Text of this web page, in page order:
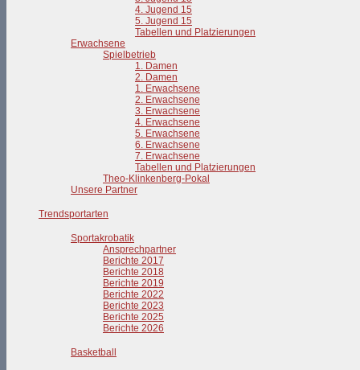
4. Jugend 15
5. Jugend 15
Tabellen und Platzierungen
Erwachsene
Spielbetrieb
1. Damen
2. Damen
1. Erwachsene
2. Erwachsene
3. Erwachsene
4. Erwachsene
5. Erwachsene
6. Erwachsene
7. Erwachsene
Tabellen und Platzierungen
Theo-Klinkenberg-Pokal
Unsere Partner
Trendsportarten
Sportakrobatik
Ansprechpartner
Berichte 2017
Berichte 2018
Berichte 2019
Berichte 2022
Berichte 2023
Berichte 2025
Berichte 2026
Basketball